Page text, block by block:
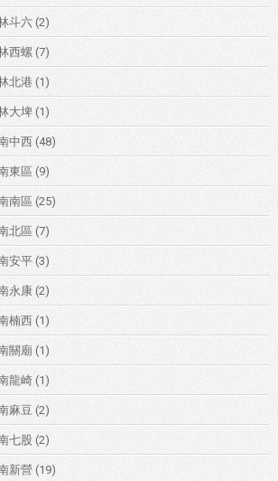
斗六 (2)
西螺 (7)
北港 (1)
大埤 (1)
中西 (48)
東區 (9)
南區 (25)
北區 (7)
安平 (3)
永康 (2)
楠西 (1)
關廟 (1)
龍崎 (1)
麻豆 (2)
七股 (2)
新營 (19)